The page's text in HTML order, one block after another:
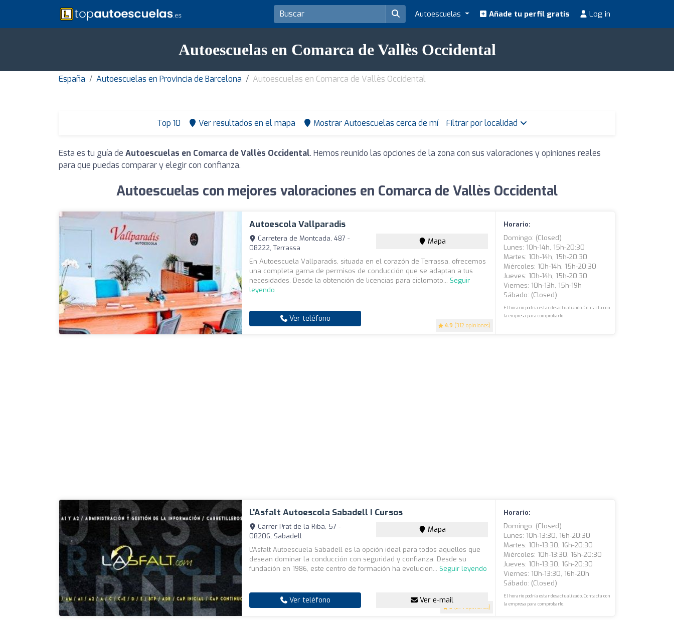
Autoescuelas Añade tu perfil gratis Log in
Autoescuelas en Comarca de Vallès Occidental
España Autoescuelas en Provincia de Barcelona Autoescuelas en Comarca de Vallès Occidental
Top 10 Ver resultados en el mapa Mostrar Autoescuelas cerca de mí Filtrar por localidad
Esta es tu guía de Autoescuelas en Comarca de Vallès Occidental. Hemos reunido las opciones de la zona con sus valoraciones y opiniones reales
para que puedas comparar y elegir con confianza.
Autoescuelas con mejores valoraciones en Comarca de Vallès Occidental
Autoescola Vallparadis
4.9 (312 opiniones)
Carretera de Montcada, 487 -
08222, Terrassa
Mapa
En Autoescuela Vallparadis, situada en el corazón de Terrassa, ofrecemos
una completa gama de permisos de conducción que se adaptan a tus
necesidades. Desde la obtención de licencias para ciclomoto... Seguir
leyendo
Ver teléfono
Horario:
Domingo: (closed)
Lunes: 10h-14h, 15h-20:30
Martes: 10h-14h, 15h-20:30
Miércoles: 10h-14h, 15h-20:30
Jueves: 10h-14h, 15h-20:30
Viernes: 10h-13h, 15h-19h
Sábado: (closed)
El horario podría estar desactualizado. Contacta con
la empresa para comprobarlo.
L'Asfalt Autoescola Sabadell I Cursos
5 (274 opiniones)
Carrer Prat de la Riba, 57 -
08206, Sabadell
Mapa
L’Asfalt Autoescuela Sabadell es la opción ideal para todos aquellos que
desean dominar la conducción con seguridad y confianza. Desde su
fundación en 1986, este centro de formación ha evolucion... Seguir leyendo
Ver teléfono Ver e-mail
Horario:
Domingo: (closed)
Lunes: 10h-13:30, 16h-20:30
Martes: 10h-13:30, 16h-20:30
Miércoles: 10h-13:30, 16h-20:30
Jueves: 10h-13:30, 16h-20:30
Viernes: 10h-13:30, 16h-20h
Sábado: (closed)
El horario podría estar desactualizado. Contacta con
la empresa para comprobarlo.